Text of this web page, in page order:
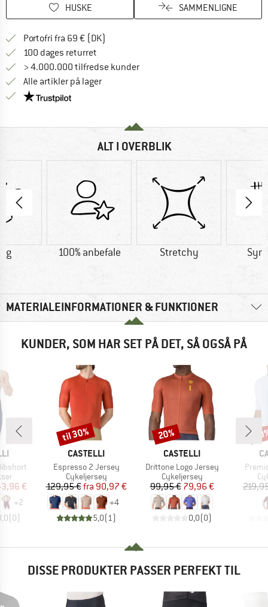
HUSKE SAMMENLIGNE
Portofri fra 69 € (DK)
100 dages returret
> 4.000.000 tilfredse kunder
Alle artikler på lager
Vi er Trustpilot-certificeret - oplysningerne får du
ALT I OVERBLIK
g 100% anbefale Stretchy
MATERIALEINFORMATIONER & FUNKTIONER
KUNDER, SOM HAR SET PÅ DET, SÅ OGSÅ PÅ
pris
€
+2
(0)
MÆRKE
CASTELLI
Artikel
Espresso 2 Jersey
Produktgruppe
Cykeljersey
Pris
129,95 € Nedsat pris
fra 90,97 €
+4
5,0( 1)
Rabat
til 30%
MÆRKE
CASTELLI
Artikel
Drittone Logo Jersey
Produktgruppe
Cykeljersey
Pris
99,95 €Nedsat pris
79,96 €
0,0(0)
Rabat
20%
Artikel
DISSE PRODUKTER PASSER PERFEKT TIL